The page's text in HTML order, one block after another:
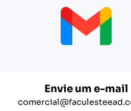
Envie um e-mail